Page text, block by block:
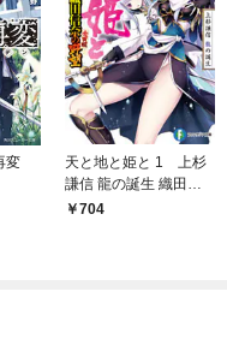
変
天と地と姫と 1 上杉
謙信 龍の誕生 織田信
奈の野望 全国版
704